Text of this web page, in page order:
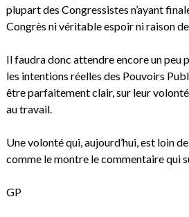
plupart des Congressistes n’ayant
Congrès ni véritable espoir ni raison
Il faudra donc attendre encore un peu
les intentions réelles des Pouvoirs
être parfaitement clair, sur leur
au travail.
Une volonté qui, aujourd’hui, est loin
comme le montre le commentaire qui
GP